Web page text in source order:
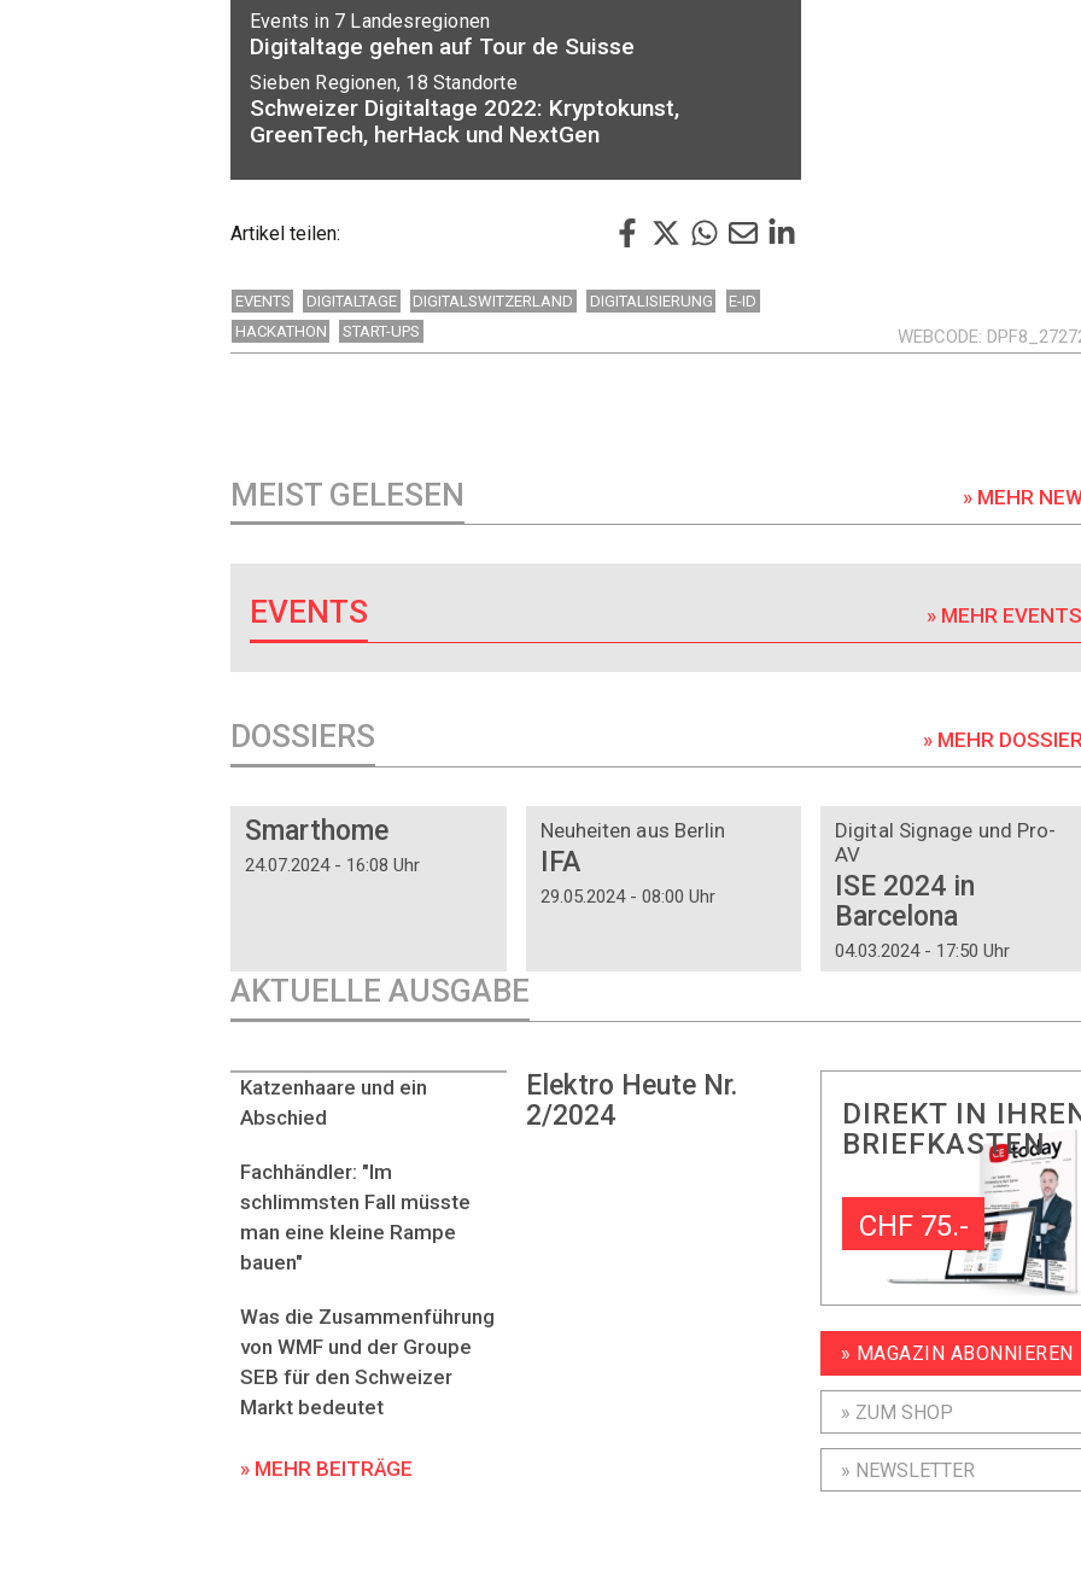
Events in 7 Landesregionen
Digitaltage gehen auf Tour de Suisse
Sieben Regionen, 18 Standorte
Schweizer Digitaltage 2022: Kryptokunst,
GreenTech, herHack und NextGen
Artikel teilen:
EVENTS DIGITALTAGE DIGITALSWITZERLAND DIGITALISIERUNG
E-ID
HACKATHON
START-UPS WEBCODE
MEIST GELESEN » MEHR
EVENTS » MEHR
DOSSIERS » MEHR
Smarthome
24.07.2024 - 16:08 Uhr
Neuheiten aus Berlin
IFA
29.05.2024 - 08:00 Uhr
Digital Signage und Pro-
AV
ISE 2024 in
Barcelona
04.03.2024 - 17:50 Uhr
AKTUELLE AUSGABE
Elektro Heute Nr.
2/2024
Katzenhaare und ein
Abschied
Fachhändler: "Im
schlimmsten Fall müsste
man eine kleine Rampe
bauen"
Was die Zusammenführung
von WMF und der Groupe
SEB für den Schweizer
Markt bedeutet
» MEHR BEITRÄGE
DIREKT IN
BRIEFKASTEN
CHF 75.-
» MAGAZIN ABONNIEREN
» ZUM SHOP
» NEWSLETTER